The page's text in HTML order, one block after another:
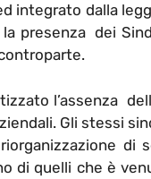
integrato dalla
presenza dei
l’assenza
Gli stessi
di quelli che è